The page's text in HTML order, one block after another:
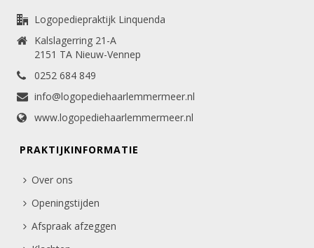
Logopediepraktijk Linquenda
Kalslagerring 21-A
2151 TA Nieuw-Vennep
0252 684 849
info@logopediehaarlemmermeer.nl
www.logopediehaarlemmermeer.nl
PRAKTIJKINFORMATIE
Over ons
Openingstijden
Afspraak afzeggen